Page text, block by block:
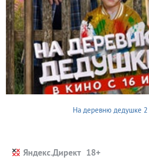
На деревню дедушке 2
Яндекс.Директ